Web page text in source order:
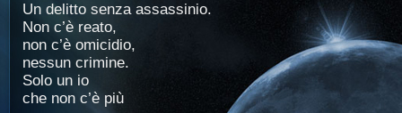
Un delitto senza assassinio.
Non c’è reato,
non c’è omicidio,
nessun crimine.
Solo un io
che non c’è più